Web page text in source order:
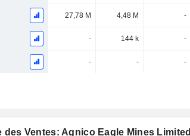
27,78 M 4,48 M -
- 144 k -
- - -
Ventes: Agnico Eagle Mines Limited